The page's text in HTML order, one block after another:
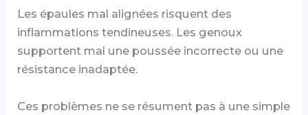
Les épaules mal alignées risquent des
inflammations tendineuses. Les genoux
supportent mal une poussée incorrecte ou une
résistance inadaptée.
Ces problèmes ne se résument pas à une simple